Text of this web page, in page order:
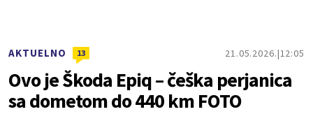
AKTUELNO 13 21.05.2026. 12:05
Ovo je Škoda Epiq – češka perjanica
sa dometom do 440 km FOTO